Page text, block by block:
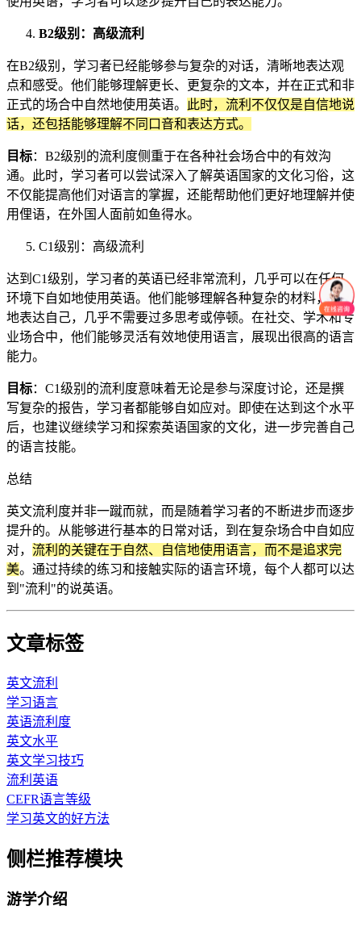
B2级别：高级流利
在B2级别，学习者已经能够参与复杂的对话，清晰地表达观
点和感受。他们能够理解更长、更复杂的文本，并在正式和非
正式的场合中自然地使用英语。
此时，流利不仅仅是自信地说
话，还包括能够理解不同口音和表达方式。
目标：B2级别的流利度侧重于在各种社会场合中的有效沟
通。此时，学习者可以尝试深入了解英语国家的文化习俗，这
不仅能提高他们对语言的掌握，还能帮助他们更好地理解并使
用俚语，在外国人面前如鱼得水。
C1级别：高级流利
达到C1级别，学习者的英语已经非常流利，几乎可以在任何
环境下自如地使用英语。他们能够理解各种复杂的材料，流畅
地表达自己，几乎不需要过多思考或停顿。在社交、学术和专
业场合中，他们能够灵活有效地使用语言，展现出很高的语言
能力。
目标：C1级别的流利度意味着无论是参与深度讨论，还是撰
写复杂的报告，学习者都能够自如应对。即使在达到这个水平
后，也建议继续学习和探索英语国家的文化，进一步完善自己
的语言技能。
总结
英文流利度并非一蹴而就，而是随着学习者的不断进步而逐步
提升的。从能够进行基本的日常对话，到在复杂场合中自如应
对， 流利的关键在于自然、自信地使用语言，而不是追求完
美。通过持续的练习和接触实际的语言环境，每个人都可以达
到"流利"的说英语。
文章标签
英文流利
学习语言
英语流利度
英文水平
英文学习技巧
流利英语
CEFR语言等级
学习英文的好方法
侧栏推荐模块
游学介绍